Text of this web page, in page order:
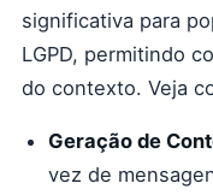
significativa para
LGPD, permitindo
do contexto. Veja
Geração de
vez de